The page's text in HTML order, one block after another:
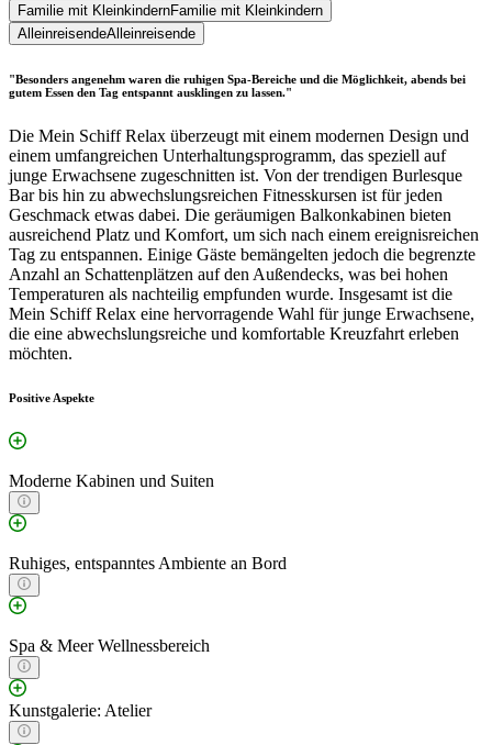
Familie mit KleinkindernFamilie mit Kleinkindern
AlleinreisendeAlleinreisende
"Besonders angenehm waren die ruhigen Spa-Bereiche und die Möglichkeit, abends bei
gutem Essen den Tag entspannt ausklingen zu lassen."
Die Mein Schiff Relax überzeugt mit einem modernen Design und
einem umfangreichen Unterhaltungsprogramm, das speziell auf
junge Erwachsene zugeschnitten ist. Von der trendigen Burlesque
Bar bis hin zu abwechslungsreichen Fitnesskursen ist für jeden
Geschmack etwas dabei. Die geräumigen Balkonkabinen bieten
ausreichend Platz und Komfort, um sich nach einem ereignisreichen
Tag zu entspannen. Einige Gäste bemängelten jedoch die begrenzte
Anzahl an Schattenplätzen auf den Außendecks, was bei hohen
Temperaturen als nachteilig empfunden wurde. Insgesamt ist die
Mein Schiff Relax eine hervorragende Wahl für junge Erwachsene,
die eine abwechslungsreiche und komfortable Kreuzfahrt erleben
möchten.
Positive Aspekte
Moderne Kabinen und Suiten
Ruhiges, entspanntes Ambiente an Bord
Spa & Meer Wellnessbereich
Kunstgalerie: Atelier